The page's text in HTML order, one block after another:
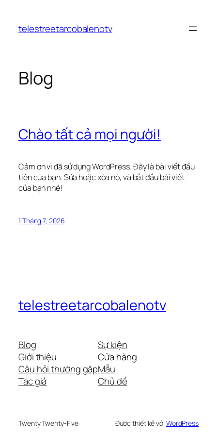
phầntelestreetarcobalenotv
Blog
Chào tất cả mọi người!
Cảm ơn vì đã sử dụng WordPress. Đây là bài viết đầu
tiên của bạn. Sửa hoặc xóa nó, và bắt đầu bài viết
của bạn nhé!
1 Tháng 7, 2026
telestreetarcobalenotv
Blog
Giới thiệu
Câu hỏi thường gặp
Tác giả
Sự kiện
Cửa hàng
Mẫu
Chủ đề
Twenty Twenty-Five Được thiết kế với WordPress